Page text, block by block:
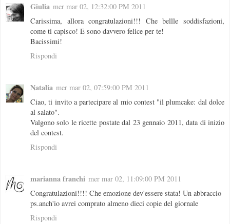
Giulia mer mar 02, 12:32:00 PM 2011
Carissima, allora congratulazioni!!! Che bellle soddisfazioni,
come ti capisco! E sono davvero felice per te!
Bacissimi!
Rispondi
Natalia mer mar 02, 07:59:00 PM 2011
Ciao, ti invito a partecipare al mio contest "il plumcake: dal dolce
al salato".
Valgono solo le ricette postate dal 23 gennaio 2011, data di inizio
del contest.
Rispondi
marianna franchi mer mar 02, 11:09:00 PM 2011
Congratulazioni!!!! Che emozione dev'essere stata! Un abbraccio
ps.anch'io avrei comprato almeno dieci copie del giornale
Rispondi